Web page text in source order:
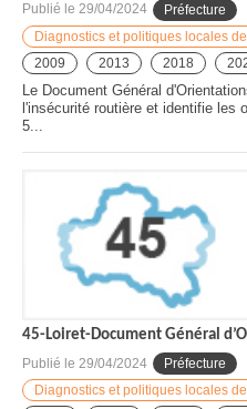
Publié le 29/04/2024 Préfecture
Diagnostics et politiques locales
2009
2013 2018
Le Document Général
l'insécurité routière et identifie les
5...
45-Loiret-Document Général
Publié le 29/04/2024 Préfecture
Diagnostics et politiques locales